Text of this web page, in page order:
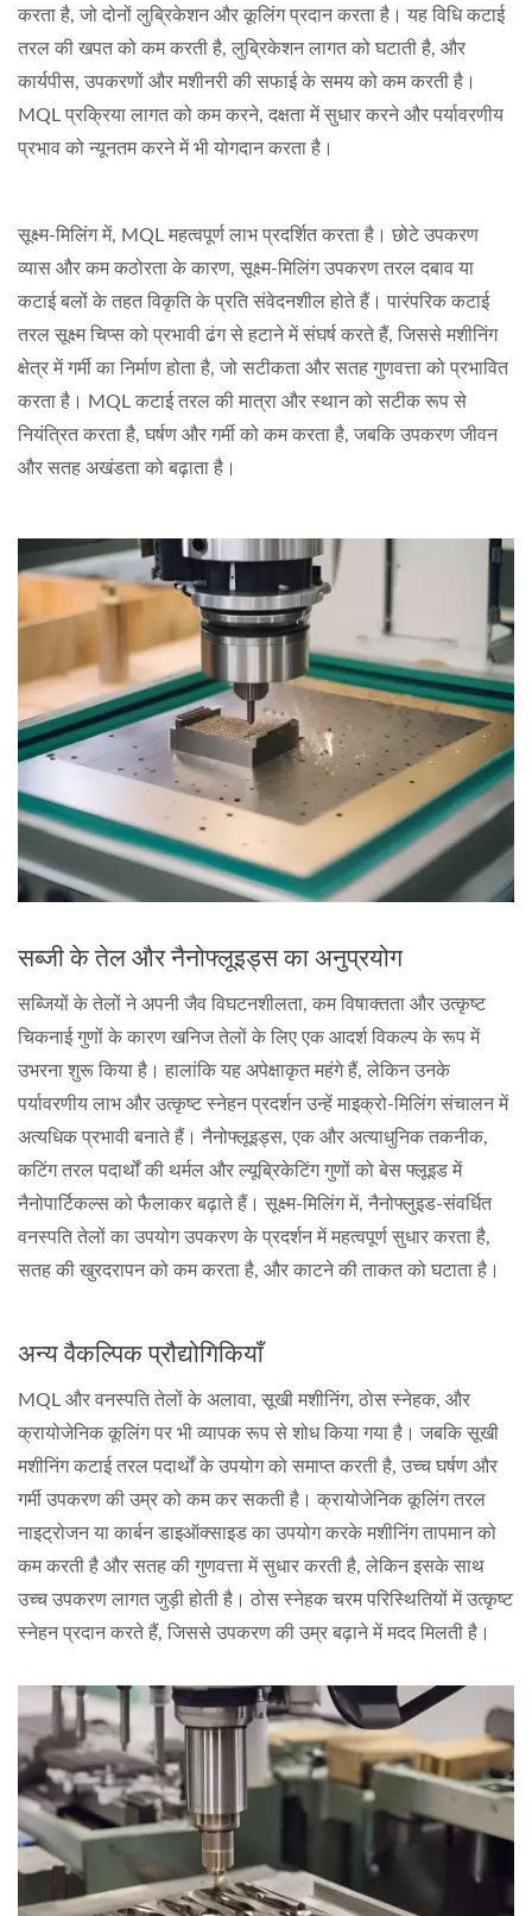
करता है, जो दोनों लुब्रिकेशन और कूलिंग प्रदान करता है। यह विधि कटाई
तरल की खपत को कम करती है, लुब्रिकेशन लागत को घटाती है, और
कार्यपीस, उपकरणों और मशीनरी की सफाई के समय को कम करती है।
MQL प्रक्रिया लागत को कम करने, दक्षता में सुधार करने और पर्यावरणीय
प्रभाव को न्यूनतम करने में भी योगदान करता है।
सूक्ष्म-मिलिंग में, MQL महत्वपूर्ण लाभ प्रदर्शित करता है। छोटे उपकरण
व्यास और कम कठोरता के कारण, सूक्ष्म-मिलिंग उपकरण तरल दबाव या
कटाई बलों के तहत विकृति के प्रति संवेदनशील होते हैं। पारंपरिक कटाई
तरल सूक्ष्म चिप्स को प्रभावी ढंग से हटाने में संघर्ष करते हैं, जिससे मशीनिंग
क्षेत्र में गर्मी का निर्माण होता है, जो सटीकता और सतह गुणवत्ता को प्रभावित
करता है। MQL कटाई तरल की मात्रा और स्थान को सटीक रूप से
नियंत्रित करता है, घर्षण और गर्मी को कम करता है, जबकि उपकरण जीवन
और सतह अखंडता को बढ़ाता है।
सब्जी के तेल और नैनोफ्लूइड्स का अनुप्रयोग
सब्जियों के तेलों ने अपनी जैव विघटनशीलता, कम विषाक्तता और उत्कृष्ट
चिकनाई गुणों के कारण खनिज तेलों के लिए एक आदर्श विकल्प के रूप में
उभरना शुरू किया है। हालांकि यह अपेक्षाकृत महंगे हैं, लेकिन उनके
पर्यावरणीय लाभ और उत्कृष्ट स्नेहन प्रदर्शन उन्हें माइक्रो-मिलिंग संचालन में
अत्यधिक प्रभावी बनाते हैं। नैनोफ्लूइड्स, एक और अत्याधुनिक तकनीक,
कटिंग तरल पदार्थों की थर्मल और ल्यूब्रिकेटिंग गुणों को बेस फ्लूइड में
नैनोपार्टिकल्स को फैलाकर बढ़ाते हैं। सूक्ष्म-मिलिंग में, नैनोफ्लुइड-संवर्धित
वनस्पति तेलों का उपयोग उपकरण के प्रदर्शन में महत्वपूर्ण सुधार करता है,
सतह की खुरदरापन को कम करता है, और काटने की ताकत को घटाता है।
अन्य वैकल्पिक प्रौद्योगिकियाँ
MQL और वनस्पति तेलों के अलावा, सूखी मशीनिंग, ठोस स्नेहक, और
क्रायोजेनिक कूलिंग पर भी व्यापक रूप से शोध किया गया है। जबकि सूखी
मशीनिंग कटाई तरल पदार्थों के उपयोग को समाप्त करती है, उच्च घर्षण और
गर्मी उपकरण की उम्र को कम कर सकती है। क्रायोजेनिक कूलिंग तरल
नाइट्रोजन या कार्बन डाइऑक्साइड का उपयोग करके मशीनिंग तापमान को
कम करती है और सतह की गुणवत्ता में सुधार करती है, लेकिन इसके साथ
उच्च उपकरण लागत जुड़ी होती है। ठोस स्नेहक चरम परिस्थितियों में उत्कृष्ट
स्नेहन प्रदान करते हैं, जिससे उपकरण की उम्र बढ़ाने में मदद मिलती है।